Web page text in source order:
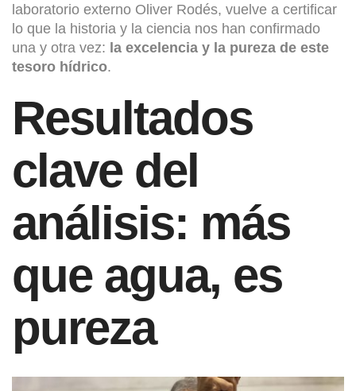
laboratorio externo Oliver Rodés, vuelve a certificar
lo que la historia y la ciencia nos han confirmado
una y otra vez: la excelencia y la pureza de este
tesoro hídrico.
Resultados
clave del
análisis: más
que agua, es
pureza